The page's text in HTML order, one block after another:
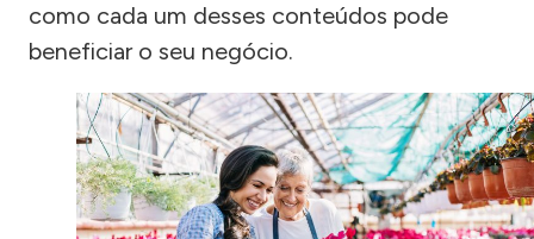
como cada um desses conteúdos pode
beneficiar o seu negócio.